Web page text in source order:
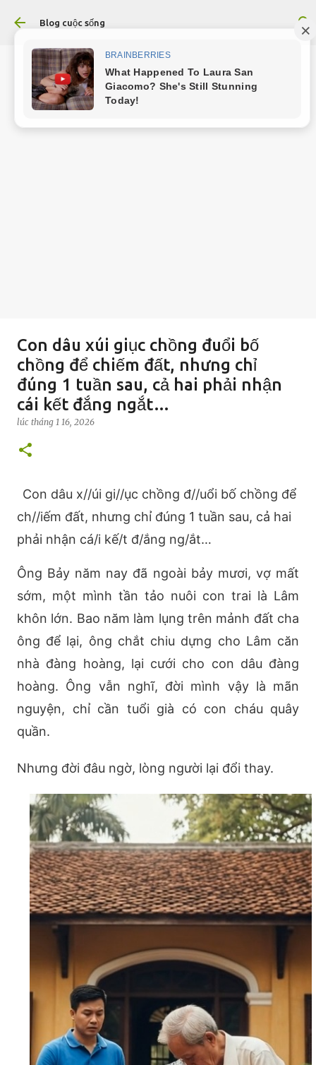
Chuyển đến nội dung chính
Blog cuộc sống
Con dâu xúi giục chồng đuổi bố
chồng để chiếm đất, nhưng chỉ
đúng 1 tuần sau, cả hai phải nhận
cái kết đắng ngắt…
lúc tháng 1 16, 2026
Con dâu x//úi gi//ục chồng đ//uổi bố chồng để
ch//iếm đất, nhưng chỉ đúng 1 tuần sau, cả hai
phải nhận cá/i kế/t đ/ắng ng/ắt…
Ông Bảy năm nay đã ngoài bảy mươi, vợ mất
sớm, một mình tần tảo nuôi con trai là Lâm
khôn lớn. Bao năm làm lụng trên mảnh đất cha
ông để lại, ông chắt chiu dựng cho Lâm căn
nhà đàng hoàng, lại cưới cho con dâu đàng
hoàng. Ông vẫn nghĩ, đời mình vậy là mãn
nguyện, chỉ cần tuổi già có con cháu quây
quần.
Nhưng đời đâu ngờ, lòng người lại đổi thay.